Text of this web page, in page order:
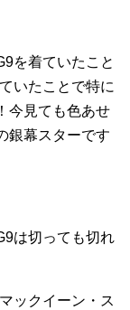
を着ていたこと
いたことで特に
今見ても色あせ
銀幕スターです
は切っても切れ
ックイーン・ス